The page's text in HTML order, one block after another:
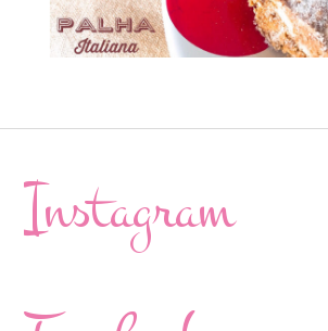
Instagram